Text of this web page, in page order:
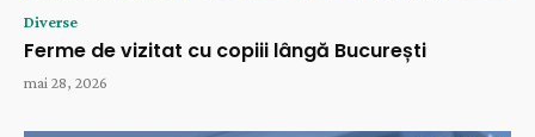
Diverse
Ferme de vizitat cu copiii lângă București
mai 28, 2026